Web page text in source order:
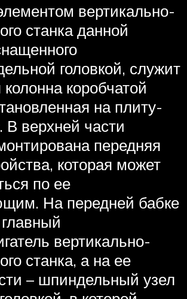
вертикально-
станка данной
головкой, служит
коробчатой
на плиту-
В верхней части
передняя
которая может
по ее
На передней бабке
вертикально-
станка, а на ее
– шпиндельный узел